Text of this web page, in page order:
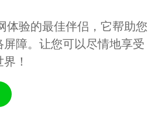
体验的最佳伴侣，它帮助您
障。让您可以尽情地享受
！